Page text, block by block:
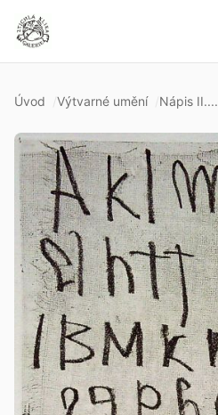
Úvod Výtvarné umění Nápis II....